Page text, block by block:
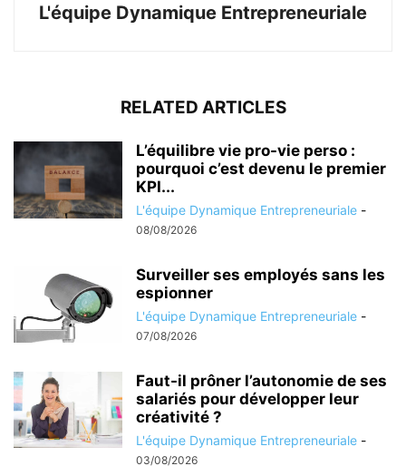
L'équipe Dynamique Entrepreneuriale
RELATED ARTICLES
L’équilibre vie pro-vie perso :
pourquoi c’est devenu le premier
KPI...
L'équipe Dynamique Entrepreneuriale -
08/08/2026
Surveiller ses employés sans les
espionner
L'équipe Dynamique Entrepreneuriale -
07/08/2026
Faut-il prôner l’autonomie de ses
salariés pour développer leur
créativité ?
L'équipe Dynamique Entrepreneuriale -
03/08/2026